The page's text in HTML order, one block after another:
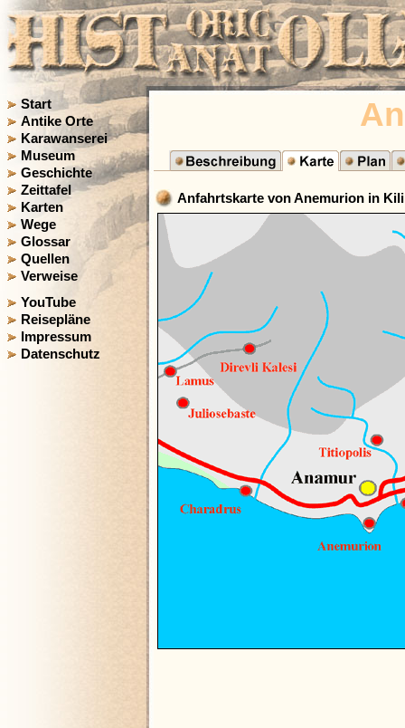
Start
Antike Orte
Karawanserei
Museum
Geschichte
Zeittafel
Karten
Wege
Glossar
Quellen
Verweise
YouTube
Reisepläne
Impressum
Datenschutz
Anfahrtskarte von Anemurion in